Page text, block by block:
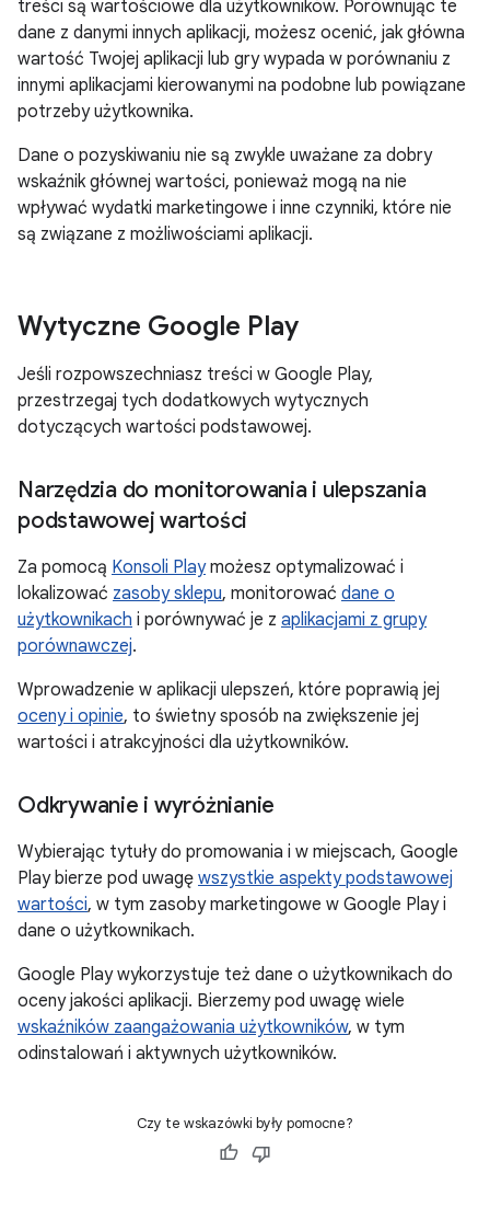
treści są wartościowe dla użytkowników. Porównując te
dane z danymi innych aplikacji, możesz ocenić, jak główna
wartość Twojej aplikacji lub gry wypada w porównaniu z
innymi aplikacjami kierowanymi na podobne lub powiązane
potrzeby użytkownika.
Dane o pozyskiwaniu nie są zwykle uważane za dobry
wskaźnik głównej wartości, ponieważ mogą na nie
wpływać wydatki marketingowe i inne czynniki, które nie
są związane z możliwościami aplikacji.
Wytyczne Google Play
Jeśli rozpowszechniasz treści w Google Play,
przestrzegaj tych dodatkowych wytycznych
dotyczących wartości podstawowej.
Narzędzia do monitorowania i ulepszania
podstawowej wartości
Za pomocą Konsoli Playmożesz optymalizować i
lokalizować zasoby sklepu, monitorować dane o
użytkownikach i porównywać je z aplikacjami z grupy
porównawczej.
Wprowadzenie w aplikacji ulepszeń, które poprawią jej
oceny i opinie, to świetny sposób na zwiększenie jej
wartości i atrakcyjności dla użytkowników.
Odkrywanie i wyróżnianie
Wybierając tytuły do promowania i w miejscach, Google
Play bierze pod uwagę wszystkie aspekty podstawowej
wartości, w tym zasoby marketingowe w Google Play i
dane o użytkownikach.
Google Play wykorzystuje też dane o użytkownikach do
oceny jakości aplikacji. Bierzemy pod uwagę wiele
wskaźników zaangażowania użytkowników, w tym
odinstalowań i aktywnych użytkowników.
Czy te wskazówki były pomocne?